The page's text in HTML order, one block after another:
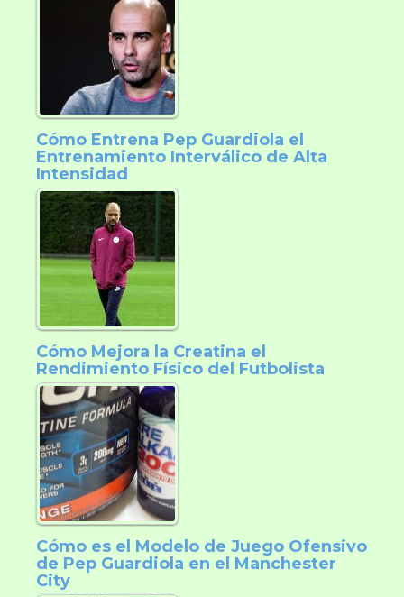
Cómo Entrena Pep Guardiola el
Entrenamiento Interválico de Alta
Intensidad
Cómo Mejora la Creatina el
Rendimiento Físico del Futbolista
Cómo es el Modelo de Juego Ofensivo
de Pep Guardiola en el Manchester
City